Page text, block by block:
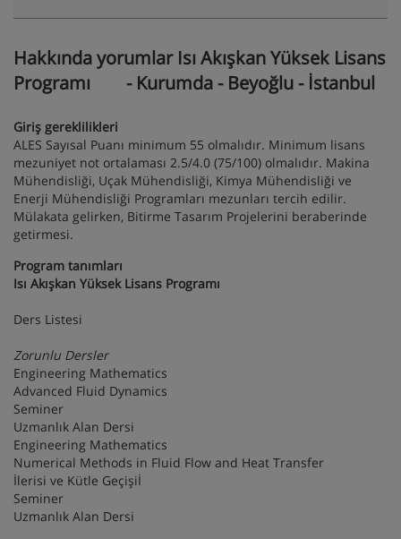
Hakkında yorumlar Isı Akışkan Yüksek Lisans
Programı - Kurumda - Beyoğlu - İstanbul
Giriş gereklilikleri
ALES Sayısal Puanı minimum 55 olmalıdır. Minimum lisans
mezuniyet not ortalaması 2.5/4.0 (75/100) olmalıdır. Makina
Mühendisliği, Uçak Mühendisliği, Kimya Mühendisliği ve
Enerji Mühendisliği Programları mezunları tercih edilir.
Mülakata gelirken, Bitirme Tasarım Projelerini beraberinde
getirmesi.
Program tanımları
Isı Akışkan Yüksek Lisans Programı
Ders Listesi
Zorunlu Dersler
Engineering Mathematics
Advanced Fluid Dynamics
Seminer
Uzmanlık Alan Dersi
Engineering Mathematics
Numerical Methods in Fluid Flow and Heat Transfer
İlerisi ve Kütle Geçişiİ
Seminer
Uzmanlık Alan Dersi